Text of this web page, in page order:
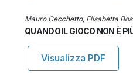
Mauro Cecchetto, Elisabetta
QUANDO IL GIOCO NON È
Visualizza PDF